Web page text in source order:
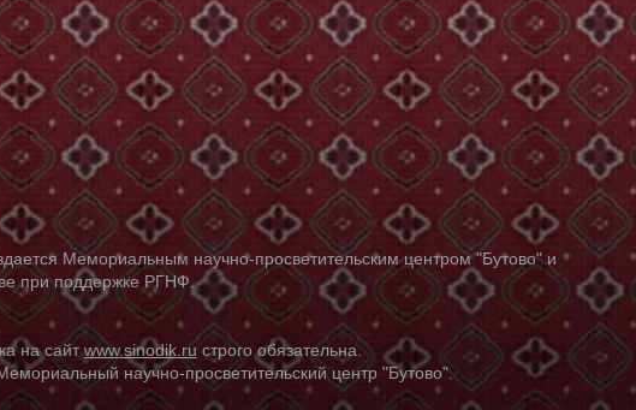
Мемориальным научно-просветительским центром "Бутово" и
при поддержке РГНФ.
на сайтwww.sinodik.ru строго обязательна.
научно-просветительский центр "Бутово".